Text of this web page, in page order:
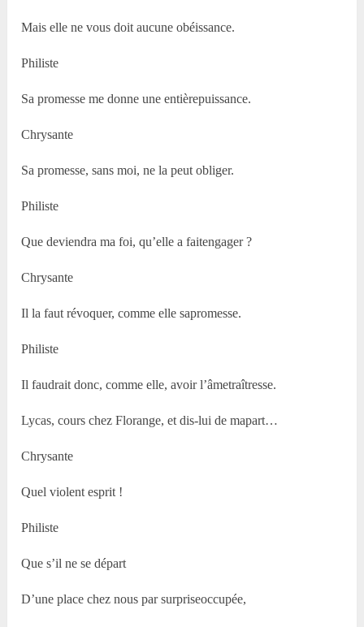
Mais elle ne vous doit aucune obéissance.
Philiste
Sa promesse me donne une entièrepuissance.
Chrysante
Sa promesse, sans moi, ne la peut obliger.
Philiste
Que deviendra ma foi, qu’elle a faitengager ?
Chrysante
Il la faut révoquer, comme elle sapromesse.
Philiste
Il faudrait donc, comme elle, avoir l’âmetraîtresse.
Lycas, cours chez Florange, et dis-lui de mapart…
Chrysante
Quel violent esprit !
Philiste
Que s’il ne se départ
D’une place chez nous par surpriseoccupée,